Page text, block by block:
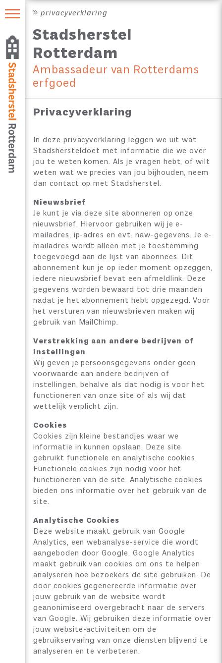
privacyverklaring
Stadsherstel
Rotterdam
Ambassadeur van Rotterdams
erfgoed
Privacyverklaring
In deze privacyverklaring leggen we uit wat
Stadsherstel doet met informatie die we over
jou te weten komen. Als je vragen hebt, of wilt
weten wat we precies van jou bijhouden, neem
dan contact op met Stadsherstel.
Nieuwsbrief
Je kunt je via deze site abonneren op onze
nieuwsbrief. Hiervoor gebruiken wij je e-
mailadres, ip-adres en evt. naw-gegevens. Je e-
mailadres wordt alleen met je toestemming
toegevoegd aan de lijst van abonnees. Dit
abonnement kun je op ieder moment opzeggen,
iedere nieuwsbrief bevat een afmeldlink. Deze
gegevens worden bewaard tot drie maanden
nadat je het abonnement hebt opgezegd. Voor
het versturen van nieuwsbrieven maken wij
gebruik van MailChimp.
Verstrekking aan andere bedrijven of
instellingen
Wij geven je persoonsgegevens onder geen
voorwaarde aan andere bedrijven of
instellingen, behalve als dat nodig is voor het
functioneren van onze site of als wij dat
wettelijk verplicht zijn.
Cookies
Cookies zijn kleine bestandjes waar we
informatie in kunnen opslaan. Deze site
gebruikt functionele en analytische cookies.
Functionele cookies zijn nodig voor het
functioneren van de site. Analytische cookies
bieden ons informatie over het gebruik van de
site.
Analytische Cookies
Deze website maakt gebruik van Google
Analytics, een webanalyse-service die wordt
aangeboden door Google. Google Analytics
maakt gebruik van cookies om ons te helpen
analyseren hoe bezoekers de site gebruiken. De
door cookies gegenereerde informatie over
jouw gebruik van de website wordt
geanonimiseerd overgebracht naar de servers
van Google. Wij gebruiken deze informatie over
jouw website-activiteiten om de
gebruikservaring van onze diensten blijvend te
analyseren en te verbeteren.